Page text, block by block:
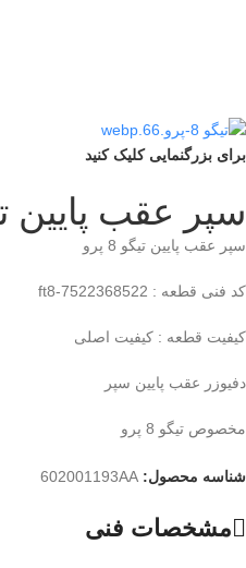
برای بزرگنمایی کلیک کنید
سپر عقب پایین تیگو
سپر عقب پایین تیگو 8 پرو
کد فنی قطعه : ft8-7522368522
کیفیت قطعه : کیفیت اصلی
دفیوزر عقب پایین سپر
مخصوص تیگو 8 پرو
شناسه محصول: 602001193AA
مشخصات فنی